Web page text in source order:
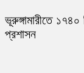
ভূরুঙ্গামারীতে
প্রশাসন